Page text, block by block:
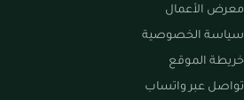
معرض الأعمال
سياسة الخصوصية
خريطة الموقع
تواصل عبر واتساب